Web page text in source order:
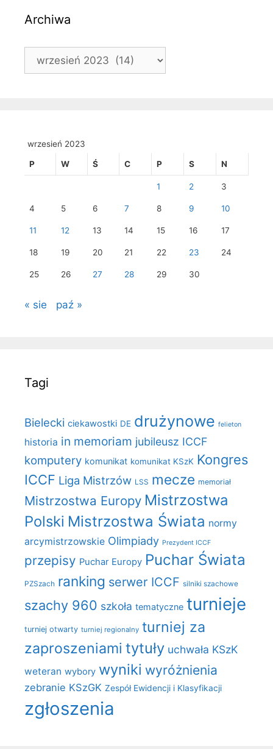
Archiwa
wrzesień 2023
P W Ś C P S N
1 2 3
4 5 6 7 8 9 10
11 12 13 14 15 16 17
18 19 20 21 22 23 24
25 26 27 28 29 30
« sie paź »
Tagi
Bielecki ciekawostki DE drużynowe felieton
historia in memoriam jubileusz ICCF
komputery komunikat komunikat KSzK Kongres
ICCF Liga Mistrzów LSS mecze memoriał
Mistrzostwa Europy Mistrzostwa
Polski Mistrzostwa Świata normy
arcymistrzowskie Olimpiady Prezydent ICCF
przepisy Puchar Europy Puchar Świata
PZSzach ranking serwer ICCF silniki szachowe
szachy 960 szkoła tematyczne turnieje
turniej otwarty turniej regionalny turniej za
zaproszeniami tytuły uchwała KSzK
weteran wybory wyniki wyróżnienia
zebranie KSzGK Zespół Ewidencji i Klasyfikacji
zgłoszenia